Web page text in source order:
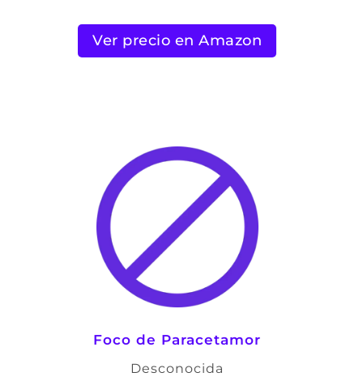
Ver precio en Amazon
Foco de Paracetamor
Desconocida